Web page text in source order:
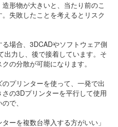
形物が大きいと、当たり前のこ
失敗したことを考えるとリスク
場合、3DCADやソフトウェア側
出力し、後で接着しています。そ
の分散が可能になります。
プリンターを使って、一発で出
の3Dプリンターを平行して使用
で、
ーを複数台導入する方がいい」